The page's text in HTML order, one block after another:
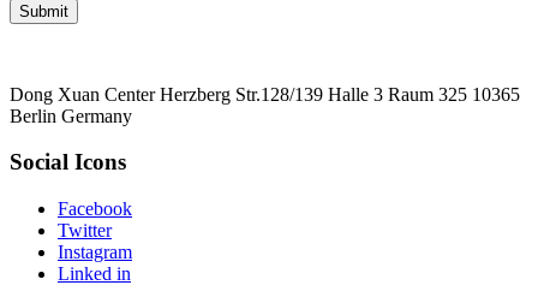
Submit
Dong Xuan Center Herzberg Str.128/139 Halle 3 Raum 325 10365
Berlin Germany
Social Icons
Facebook
Twitter
Instagram
Linked in